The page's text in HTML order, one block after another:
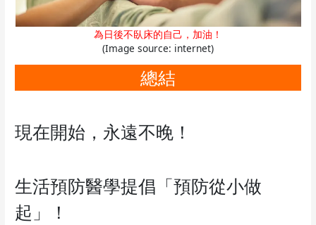
為日後不臥床的自己，加油！
(Image source: internet)
總結
現在開始，永遠不晚！
生活預防醫學提倡「預防從小做
起」！